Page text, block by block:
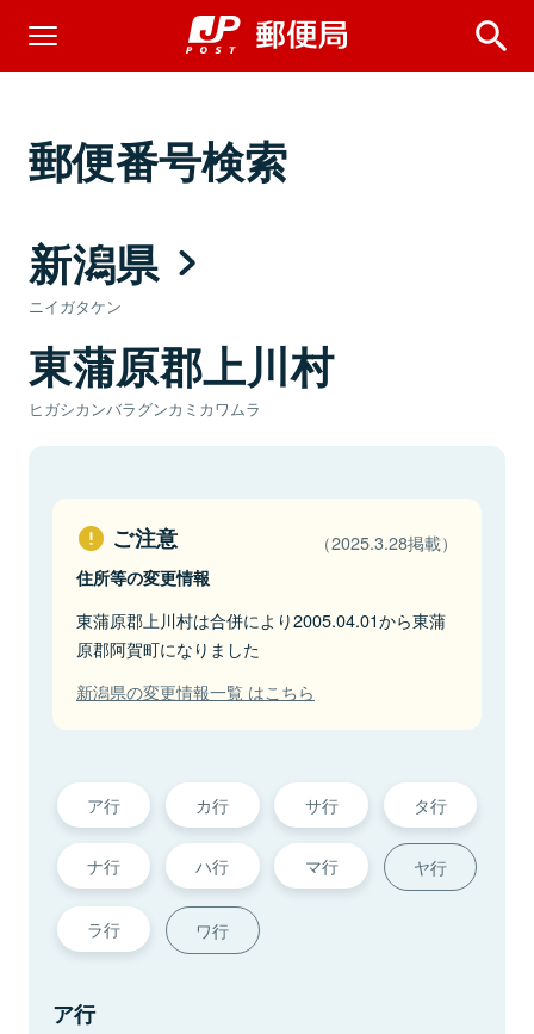
郵便番号検索
新潟県
ニイガタケン
東蒲原郡上川村
ヒガシカンバラグンカミカワムラ
ご注意 （2025.3.28掲載）
住所等の変更情報
東蒲原郡上川村は合併により2005.04.01から東蒲
原郡阿賀町になりました
新潟県の変更情報一覧 はこちら
ア行 カ行 サ行 タ行
ナ行 ハ行 マ行 ヤ行
ラ行 ワ行
ア行